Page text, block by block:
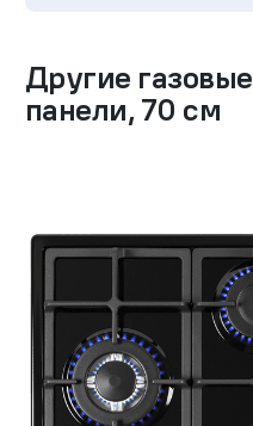
Другие
панели, 70 см